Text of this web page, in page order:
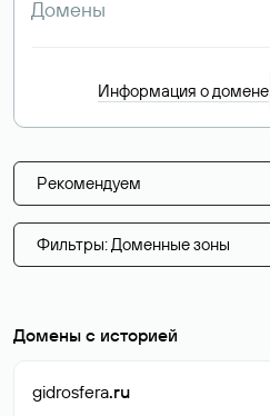
Информация о домене
Рекомендуем
Фильтры: Доменные зоны
Домены с историей
gidrosfera.ru